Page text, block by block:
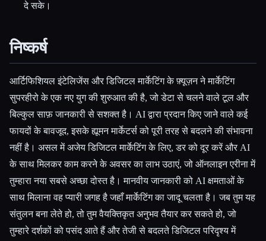
दे सके।
निष्कर्ष
आर्टिफिशियल इंटेलिजेंस और डिजिटल मार्केटिंग के फ़्यूज़न ने मार्केटिंग
सुपरहीरो के एक नए युग की शुरुआत की है, जो डेटा से चलने वाले टूल और
बिल्कुल साफ़ जानकारी से सशक्त है। AI द्वारा प्रदान किए जाने वाले कई
फायदों के बावजूद, इसके ह्यूमन मार्केटर्स को पूरी तरह से बदलने की संभावना
नहीं है। असल में अजेय डिजिटल मार्केटिंग के लिए, डर को दूर करें और AI
के साथ मिलकर काम करने के अवसर का लाभ उठाएं, जो ऑनलाइन एरीना में
तुम्हारा नया सबसे अच्छा दोस्त है। मानवीय जानकारी को AI क्षमताओं के
साथ मिलाना वह प्यारी जगह है जहाँ मार्केटिंग का जादू चलता है। जब तुम यह
संतुलन बना लेते हो, तो तुम वैयक्तिकृत अनुभव तैयार कर सकते हो, जो
तुम्हारे दर्शकों को पसंद आते हैं और तेजी से बदलते डिजिटल परिदृश्य में